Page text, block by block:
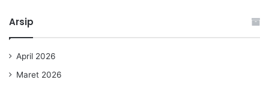
Arsip
April 2026
Maret 2026